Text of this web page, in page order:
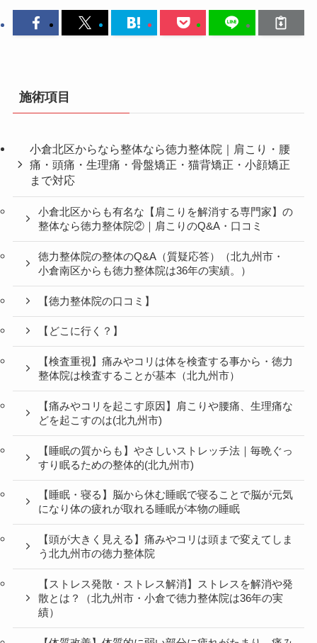
施術項目
小倉北区からなら整体なら徳力整体院｜肩こり・腰
痛・頭痛・生理痛・骨盤矯正・猫背矯正・小顔矯正
まで対応
小倉北区からも有名な【肩こりを解消する専門家】の
整体なら徳力整体院②｜肩こりのQ&A・口コミ
徳力整体院の整体のQ&A（質疑応答）（北九州市・
小倉南区からも徳力整体院は36年の実績。）
【徳力整体院の口コミ】
【どこに行く？】
【検査重視】痛みやコリは体を検査する事から・徳力
整体院は検査することが基本（北九州市）
【痛みやコリを起こす原因】肩こりや腰痛、生理痛な
どを起こすのは(北九州市)
【睡眠の質からも】やさしいストレッチ法｜毎晩ぐっ
すり眠るための整体的(北九州市)
【睡眠・寝る】脳から休む睡眠で寝ることで脳が元気
になり体の疲れが取れる睡眠が本物の睡眠
【頭が大きく見える】痛みやコリは頭まで変えてしま
う北九州市の徳力整体院
【ストレス発散・ストレス解消】ストレスを解消や発
散とは？（北九州市・小倉で徳力整体院は36年の実
績）